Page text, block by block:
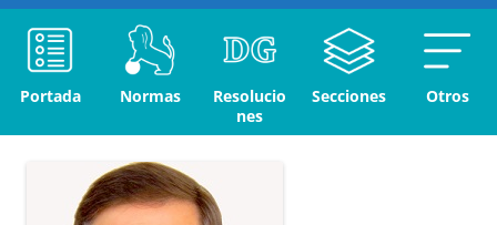
Portada Normas
Resolucio
nes
Secciones Otros